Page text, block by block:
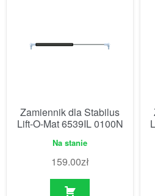
Zamiennik dla Stabilus
Lift-O-Mat 6539IL 0100N
Na stanie
159.00zł